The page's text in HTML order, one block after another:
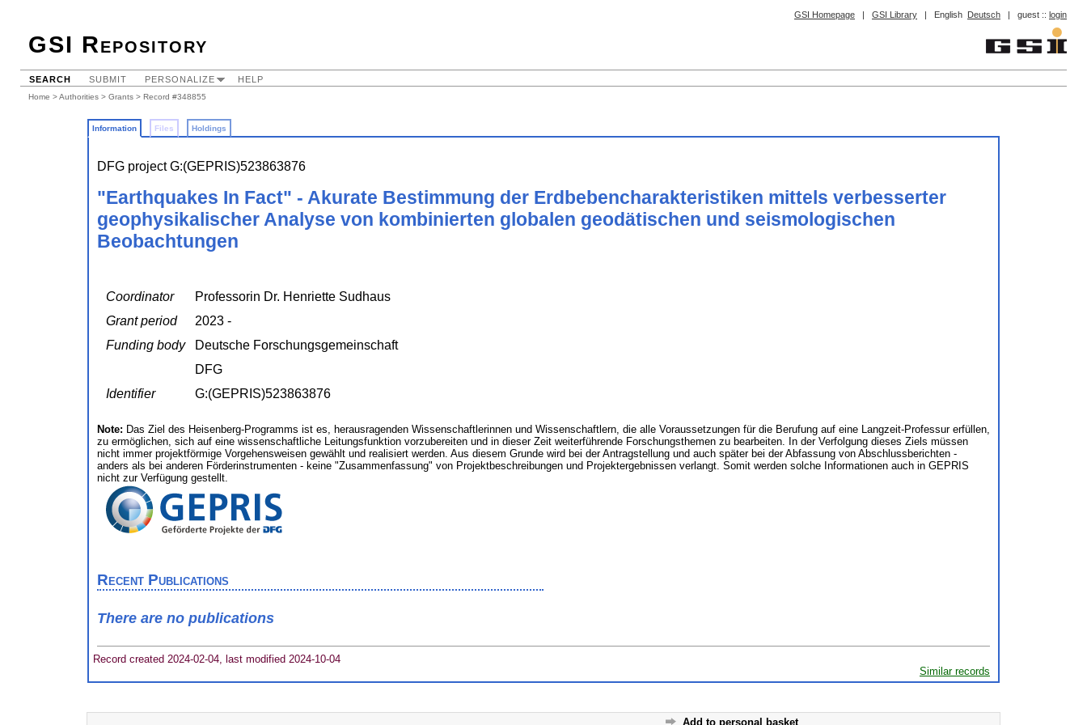
GSI Homepage | GSI Library | English Deutsch | guest :: login
GSI Repository
SEARCH SUBMIT PERSONALIZE HELP
Home >Authorities > Grants > Record #348855
Information Files Holdings
DFG project G:(GEPRIS)523863876
"Earthquakes In Fact" - Akurate Bestimmung der Erdbebencharakteristiken mittels verbesserter
geophysikalischer Analyse von kombinierten globalen geodätischen und seismologischen
Beobachtungen
Coordinator
Professorin Dr. Henriette Sudhaus
Grant period
2023 -
Funding body
Deutsche Forschungsgemeinschaft
DFG
Identifier
G:(GEPRIS)523863876
Note: Das Ziel des Heisenberg-Programms ist es, herausragenden Wissenschaftlerinnen und Wissenschaftlern, die alle Voraussetzungen für die Berufung auf eine Langzeit-Professur erfüllen,
zu ermöglichen, sich auf eine wissenschaftliche Leitungsfunktion vorzubereiten und in dieser Zeit weiterführende Forschungsthemen zu bearbeiten. In der Verfolgung dieses Ziels müssen
nicht immer projektförmige Vorgehensweisen gewählt und realisiert werden. Aus diesem Grunde wird bei der Antragstellung und auch später bei der Abfassung von Abschlussberichten -
anders als bei anderen Förderinstrumenten - keine "Zusammenfassung" von Projektbeschreibungen und Projektergebnissen verlangt. Somit werden solche Informationen auch in GEPRIS
nicht zur Verfügung gestellt.
Recent Publications
There are no publications
Record created 2024-02-04, last modified 2024-10-04
Similar records
Add to personal basket